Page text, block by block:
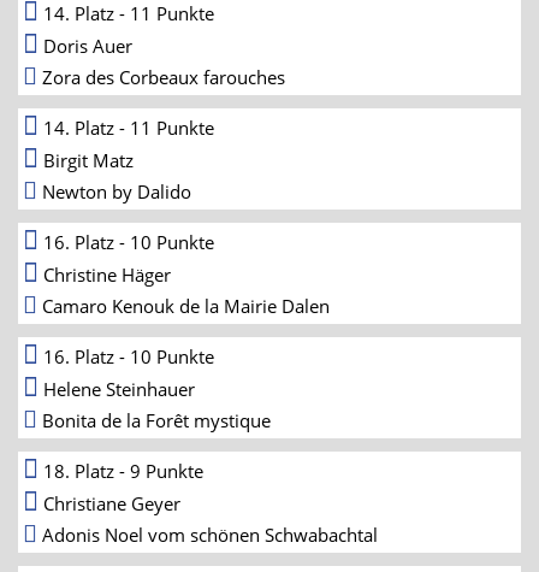
14. Platz - 11 Punkte
Doris Auer
Zora des Corbeaux farouches
14. Platz - 11 Punkte
Birgit Matz
Newton by Dalido
16. Platz - 10 Punkte
Christine Häger
Camaro Kenouk de la Mairie Dalen
16. Platz - 10 Punkte
Helene Steinhauer
Bonita de la Forêt mystique
18. Platz - 9 Punkte
Christiane Geyer
Adonis Noel vom schönen Schwabachtal